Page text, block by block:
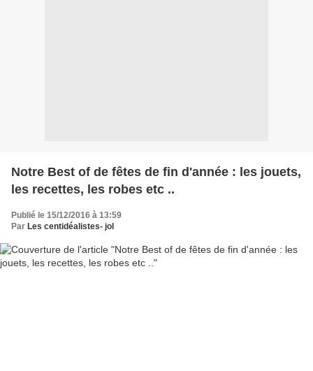
Notre Best of de fêtes de fin d'année : les jouets,
les recettes, les robes etc ..
Publié le 15/12/2016 à 13:59
Par Les centidéalistes- jol